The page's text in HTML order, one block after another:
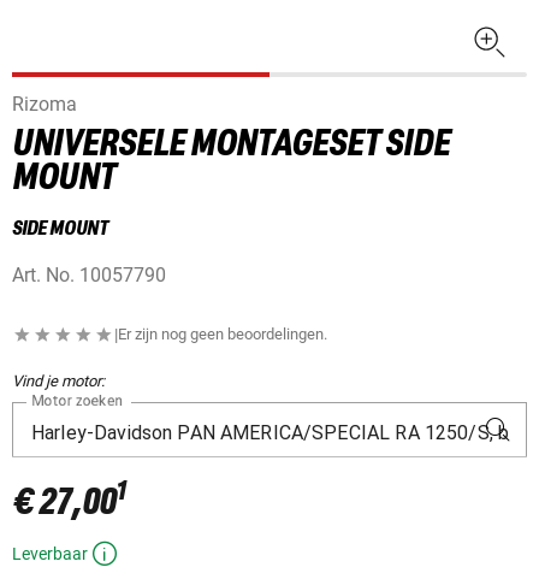
Rizoma
UNIVERSELE MONTAGESET SIDE
MOUNT
SIDE MOUNT
Art. No. 10057790
|Er zijn nog geen beoordelingen.
Vind je motor:
Motor zoeken
€ 27,001
Leverbaar